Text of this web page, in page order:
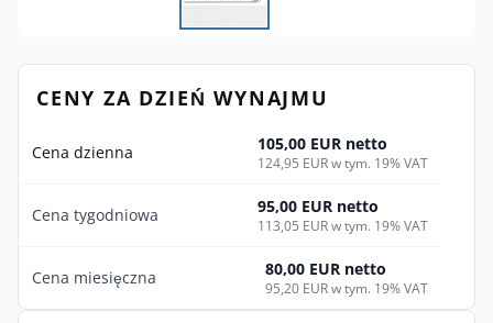
CENY ZA DZIEŃ WYNAJMU
Cena dzienna 105,00 EUR netto
124,95 EUR w tym. 19% VAT
Cena tygodniowa 95,00 EUR netto
113,05 EUR w tym. 19% VAT
Cena miesięczna 80,00 EUR netto
95,20 EUR w tym. 19% VAT